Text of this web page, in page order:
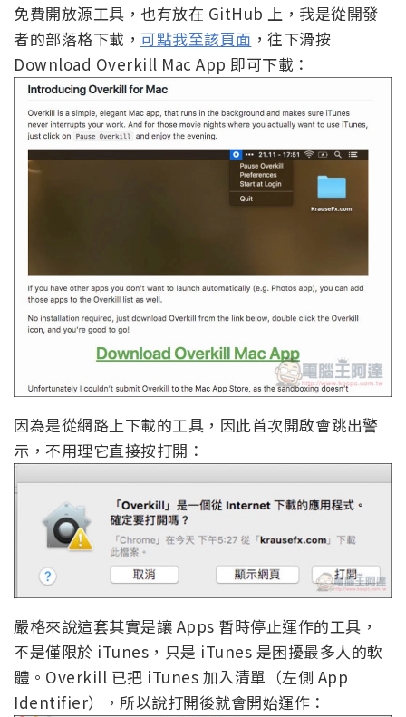
免費開放源工具，也有放在 GitHub 上，我是從開發
者的部落格下載， 可點我至該頁面 ，往下滑按
Download Overkill Mac App 即可下載：
因為是從網路上下載的工具，因此首次開啟會跳出警
示，不用理它直接按打開：
嚴格來說這套其實是讓 Apps 暫時停止運作的工具，
不是僅限於 iTunes，只是 iTunes 是困擾最多人的軟
體。Overkill 已把 iTunes 加入清單（左側 App
Identifier），所以說打開後就會開始運作：